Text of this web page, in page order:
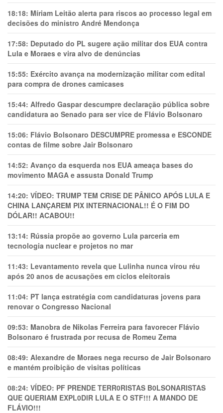
18:18: Míriam Leitão alerta para riscos ao processo legal em
decisões do ministro André Mendonça
17:58: Deputado do PL sugere ação militar dos EUA contra
Lula e Moraes e vira alvo de denúncias
15:55: Exército avança na modernização militar com edital
para compra de drones camicases
15:44: Alfredo Gaspar descumpre declaração pública sobre
candidatura ao Senado para ser vice de Flávio Bolsonaro
15:06: Flávio Bolsonaro DESCUMPRE promessa e ESCONDE
contas de filme sobre Jair Bolsonaro
14:52: Avanço da esquerda nos EUA ameaça bases do
movimento MAGA e assusta Donald Trump
14:20: VÍDEO: TRUMP TEM CRlSE DE PÂNlCO APÓS LULA E
CHINA LANÇAREM PIX INTERNACIONAL!! É O FIM DO
DÓLAR!! ACABOU!!
13:14: Rússia propõe ao governo Lula parceria em
tecnologia nuclear e projetos no mar
11:43: Levantamento revela que Lulinha nunca virou réu
após 20 anos de acusações em ciclos eleitorais
11:04: PT lança estratégia com candidaturas jovens para
renovar o Congresso Nacional
09:53: Manobra de Nikolas Ferreira para favorecer Flávio
Bolsonaro é frustrada por recusa de Romeu Zema
08:49: Alexandre de Moraes nega recurso de Jair Bolsonaro
e mantém proibição de visitas políticas
08:24: VÍDEO: PF PRENDE TERR0RlSTAS B0LSONARlSTAS
QUE QUERIAM EXPL0DlR LULA E O STF!!! A MANDO DE
FLÁVIO!!!